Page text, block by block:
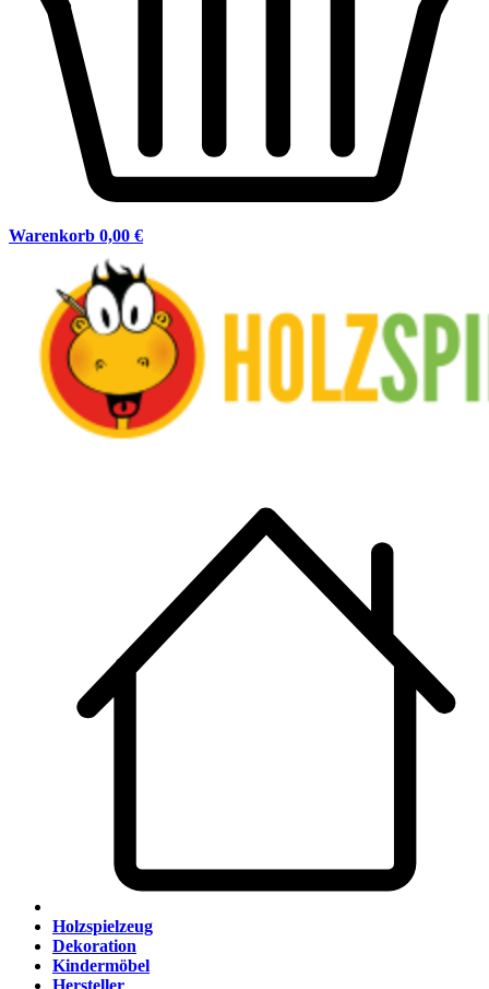
Warenkorb 0,00 €
Holzspielzeug
Dekoration
Kindermöbel
Hersteller